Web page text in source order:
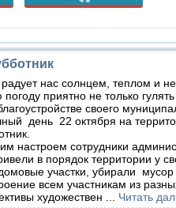
радует нас солнцем, теплом и
приятно не только
своего
день 22 октября на
настроем сотрудники
в порядок территории у
участки, убирали мусор
всем участникам из
художествен
Читать